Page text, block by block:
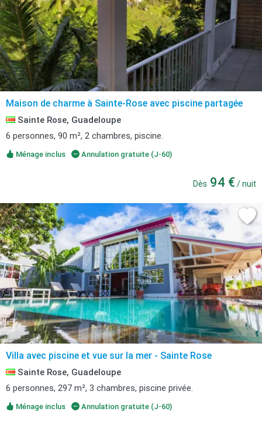
Maison de charme à Sainte-Rose avec piscine partagée
Sainte Rose, Guadeloupe
6 personnes, 90 m², 2 chambres, piscine.
Ménage inclus Annulation gratuite (J-60)
Dès 94 € / nuit
Villa avec piscine et vue sur la mer - Sainte Rose
Sainte Rose, Guadeloupe
6 personnes, 297 m², 3 chambres, piscine privée.
Ménage inclus Annulation gratuite (J-60)